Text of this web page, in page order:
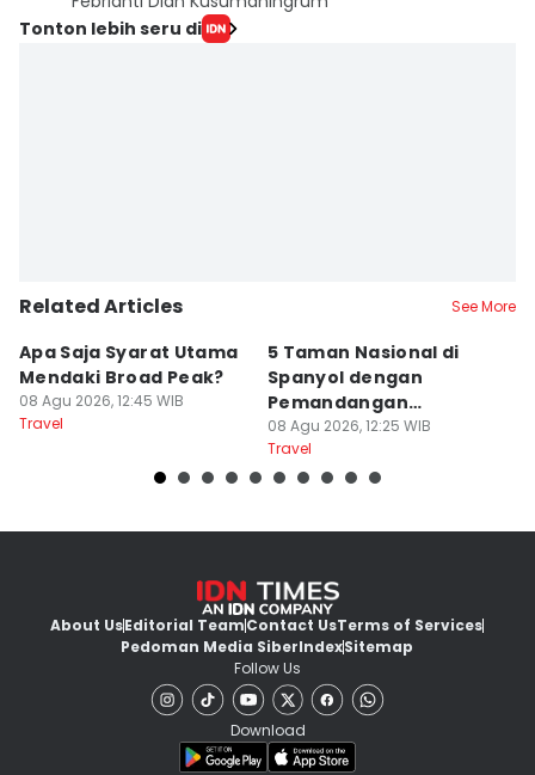
Tonton lebih seru di
Related Articles See More
Apa Saja Syarat Utama
Mendaki Broad Peak?
08 Agu 2026, 12:45 WIB
Travel
5 Taman Nasional di
Spanyol dengan
Pemandangan
Spektakuler
08 Agu 2026, 12:25 WIB
Travel
About UsEditorial TeamContact UsTerms of Services
Pedoman Media SiberIndexSitemap
Follow Us
Download